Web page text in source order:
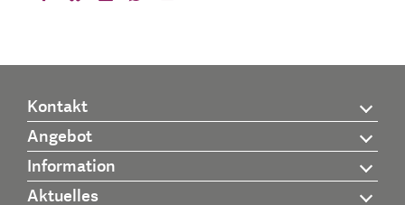
Kontakt
Angebot
Information
Aktuelles